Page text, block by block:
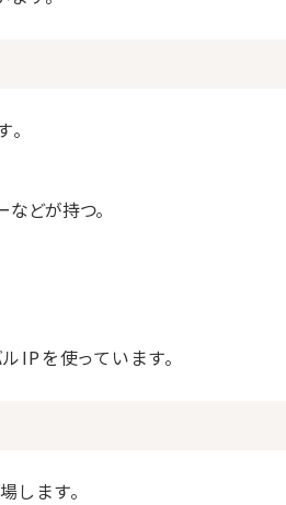
どが持つ。
IPを使っています。
します。